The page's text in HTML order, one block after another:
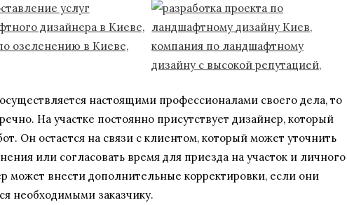
осуществляется настоящими профессионалами своего дела, то
На участке постоянно присутствует дизайнер, который
Он остается на связи с клиентом, который может уточнить
или согласовать время для приезда на участок и личного
может внести дополнительные корректировки, если они
необходимыми заказчику.